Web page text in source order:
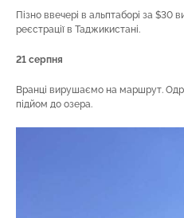
Пізно ввечері в альптаборі за $30
реєстрації в Таджикистані.
21 серпня
Вранці вирушаємо на маршрут.
підйом до озера.